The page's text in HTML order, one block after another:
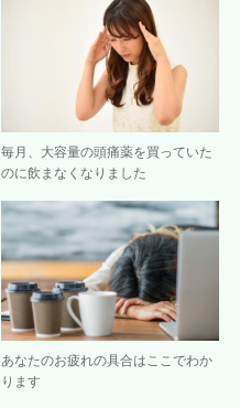
毎月、大容量の頭痛薬を買っていた
のに飲まなくなりました
あなたのお疲れの具合はここでわか
ります